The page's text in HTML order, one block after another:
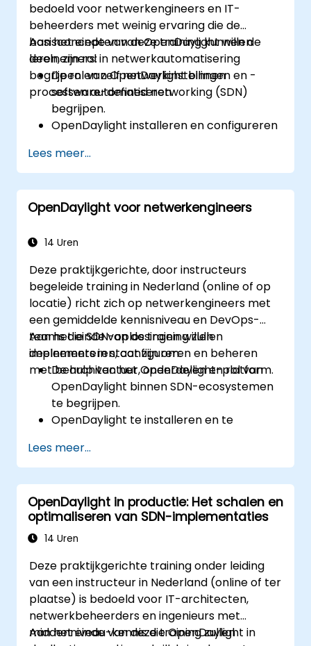
bedoeld voor netwerkengineers en IT-
beheerders met weinig ervaring die de
basisconcepten van OpenDaylight willen
leren, zijn rol in netwerkautomatisering
begrijpen en zelf netwerkinstellingen en -
processen automatiseren.
Aan het einde van deze training kunnen de
deelnemers:
De rol van OpenDaylight binnen
software-defined networking (SDN)
begrijpen.
OpenDaylight installeren en configureren
De architectuur en kernfuncties van
OpenDaylight verkennen.
Eenvoudige, geautomatiseerde
netwerkinstellingen maken met behulp
Netwerken bewaken en beheren via
Lees meer...
OpenDaylight voor netwerkengineers
14 Uren
Deze praktijkgerichte, door instructeurs
begeleide training in Nederland (online of op
locatie) richt zich op netwerkengineers met
een gemiddelde kennisniveau en DevOps-
teams die SDN-oplossingen willen
implementeren, configureren en beheren
met behulp van het OpenDaylight-platform.
Aan het einde van de training zullen
deelnemers in staat zijn om:
De architectuur, onderdelen en rol van
OpenDaylight binnen SDN-ecosystemen
te begrijpen.
OpenDaylight te installeren en te
netwerkscenario’s.
Netwerkstromen te ontwikkelen en uit te
rollen met behulp van OpenDaylight-
controllers.
OpenDaylight te integreren met SDN-
geschikte apparaten en bestaande
Implementaties van OpenDaylight te
troubleshooten en te optimaliseren voor
praktische toepassingen.
Lees meer...
OpenDaylight in productie: Het schalen en
optimaliseren van SDN-implementaties
14 Uren
Deze praktijkgerichte training onder leiding
van een instructeur in Nederland (online of ter
plaatse) is bedoeld voor IT-architecten,
netwerkbeheerders en ingenieurs met
middenniveau-kennis die OpenDaylight in
Aan het einde van deze training zullen